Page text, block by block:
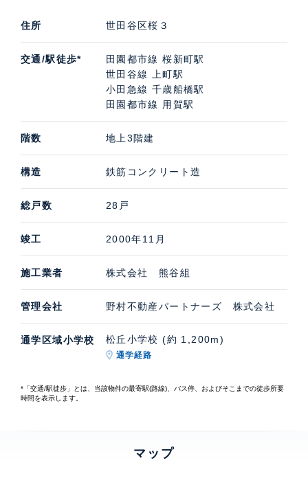
住所 世田谷区桜３
交通/駅徒歩*
田園都市線 桜新町駅
世田谷線 上町駅
小田急線 千歳船橋駅
田園都市線 用賀駅
階数 地上3階建
構造 鉄筋コンクリート造
総戸数 28戸
竣工 2000年11月
施工業者 株式会社 熊谷組
管理会社 野村不動産パートナーズ 株式会社
通学区域小学校 松丘小学校 (約 1,200m)
通学経路
*「交通/駅徒歩」とは、当該物件の最寄駅(路線)、バス停、およびそこまでの徒歩所要
時間を表示します。
マップ